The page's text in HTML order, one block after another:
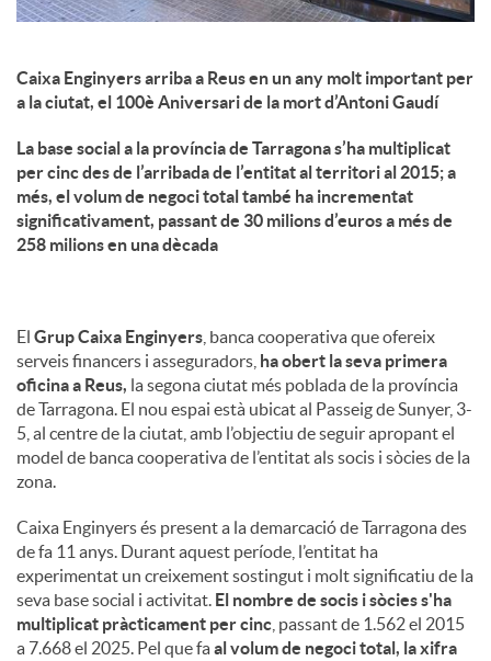
Caixa Enginyers arriba a Reus en un any molt important per
a la ciutat, el 100è Aniversari de la mort d’Antoni Gaudí
La base social a la província de Tarragona s’ha multiplicat
per cinc des de l’arribada de l’entitat al territori al 2015; a
més, el volum de negoci total també ha incrementat
significativament, passant de 30 milions d’euros a més de
258 milions en una dècada
El Grup Caixa Enginyers , banca cooperativa que ofereix
serveis financers i asseguradors, ha obert la seva primera
oficina a Reus, la segona ciutat més poblada de la província
de Tarragona. El nou espai està ubicat al Passeig de Sunyer, 3-
5, al centre de la ciutat, amb l’objectiu de seguir apropant el
model de banca cooperativa de l’entitat als socis i sòcies de la
zona.
Caixa Enginyers és present a la demarcació de Tarragona des
de fa 11 anys. Durant aquest període, l’entitat ha
experimentat un creixement sostingut i molt significatiu de la
seva base social i activitat. El nombre de socis i sòcies s'ha
multiplicat pràcticament per cinc , passant de 1.562 el 2015
a 7.668 el 2025. Pel que faal volum de negoci total, la xifra